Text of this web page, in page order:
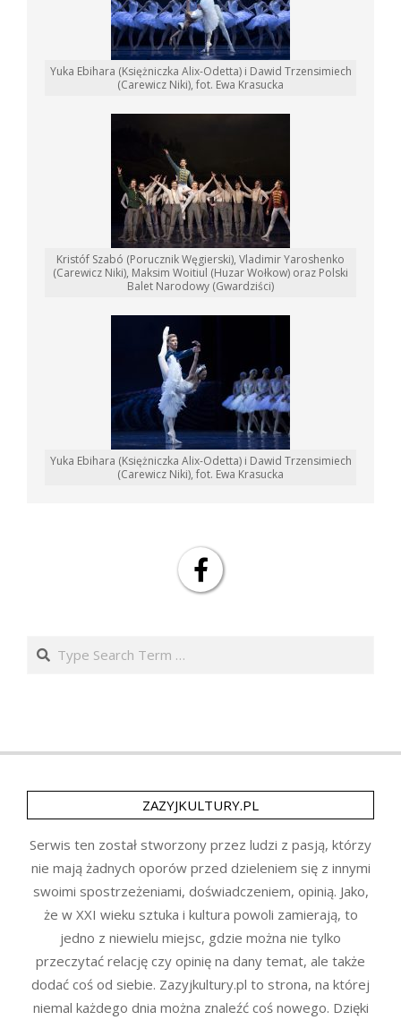
Yuka Ebihara (Księżniczka Alix-Odetta) i Dawid Trzensimiech
(Carewicz Niki), fot. Ewa Krasucka
Kristóf Szabó (Porucznik Węgierski), Vladimir Yaroshenko
(Carewicz Niki), Maksim Woitiul (Huzar Wołkow) oraz Polski
Balet Narodowy (Gwardziści)
Yuka Ebihara (Księżniczka Alix-Odetta) i Dawid Trzensimiech
(Carewicz Niki), fot. Ewa Krasucka
Search
ZAZYJKULTURY.PL
Serwis ten został stworzony przez ludzi z pasją, którzy
nie mają żadnych oporów przed dzieleniem się z innymi
swoimi spostrzeżeniami, doświadczeniem, opinią. Jako,
że w XXI wieku sztuka i kultura powoli zamierają, to
jedno z niewielu miejsc, gdzie można nie tylko
przeczytać relację czy opinię na dany temat, ale także
dodać coś od siebie. Zazyjkultury.pl to strona, na której
niemal każdego dnia można znaleźć coś nowego. Dzięki